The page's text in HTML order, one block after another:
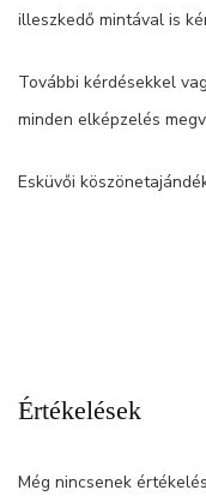
illeszkedő mintával is
További kérdésekkel
minden elképzelés
Esküvői
Értékelések
Még nincsenek